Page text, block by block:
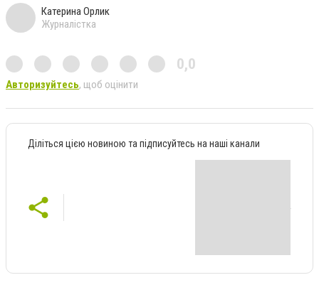
Катерина Орлик
Журналістка
0,0
Авторизуйтесь, щоб оцінити
Діліться цією новиною та підписуйтесь на наші канали